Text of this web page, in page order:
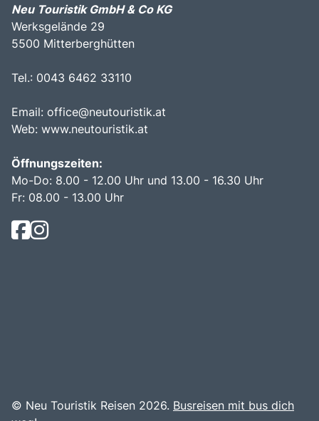
Neu Touristik GmbH & Co KG
Werksgelände 29
5500 Mitterberghütten
Tel.: 0043 6462 33110
Email: office@neutouristik.at
Web: www.neutouristik.at
Öffnungszeiten:
Mo-Do: 8.00 - 12.00 Uhr und 13.00 - 16.30 Uhr
Fr: 08.00 - 13.00 Uhr
© Neu Touristik Reisen 2026. Busreisen mit bus dich